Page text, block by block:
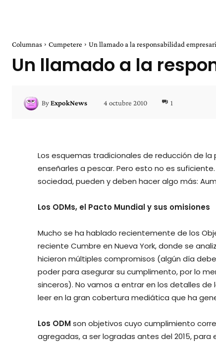
Columnas Cumpetere Un llamado a la responsabilidad
Un llamado a la
ByExpokNews 4 octubre 2010 1
Los esquemas tradicionales de reducción de
enseñarles a pescar. Pero esto no es
sociedad, pueden y deben hacer algo más:
Los ODMs, el Pacto Mundial y sus omisiones
Mucho se ha hablado recientemente de los
reciente Cumbre en Nueva York, donde se
hicieron múltiples compromisos (algún día
poder para asegurar su cumplimento, por lo
sinceros). No vamos a entrar en los detalles
leer en la gran cobertura mediática que ha
Los ODMson objetivos cuyo cumplimiento
agregadas, a ser logradas antes del 2015,